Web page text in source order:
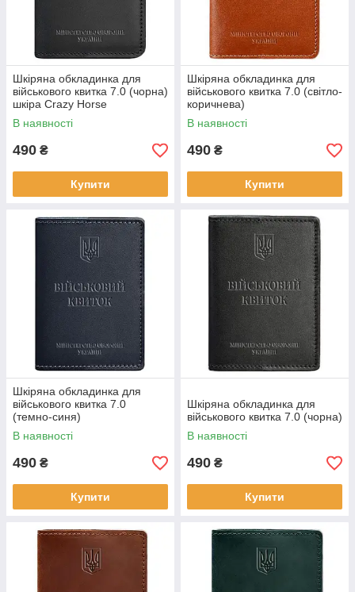
Шкіряна обкладинка для
військового квитка 7.0 (чорна)
шкіра Crazy Horse
В наявності
490 ₴
Купити
Шкіряна обкладинка для
військового квитка 7.0 (світло-
коричнева)
В наявності
490 ₴
Купити
Шкіряна обкладинка для
військового квитка 7.0
(темно-синя)
В наявності
490 ₴
Купити
Шкіряна обкладинка для
військового квитка 7.0 (чорна)
В наявності
490 ₴
Купити